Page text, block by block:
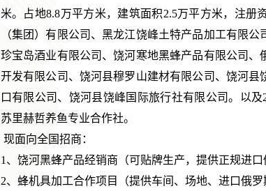
米。占地8.8万平方米，建筑面积2.5万平方米，注册
（集团）有限公司、黑龙江饶峰土特产品加工有限
珍宝岛酒业有限公司、饶河寒地黑蜂产品有限公司
开发有限公司、饶河县穆罗山建材有限公司、饶河
口有限公司、饶河县饶峰国际旅行社有限公司。以
苏里赫哲养鱼专业合作社。
现面向全国招商：
1、饶河黑蜂产品经销商（可贴牌生产，提供正规进口
2、蜂机具加工合作项目（提供车间、场地、进口俄罗